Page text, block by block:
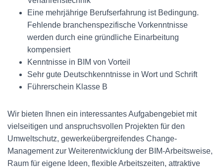
Eine mehrjährige Berufserfahrung ist Bedingung.
Fehlende branchenspezifische Vorkenntnisse
werden durch eine gründliche Einarbeitung
kompensiert
Kenntnisse in BIM von Vorteil
Sehr gute Deutschkenntnisse in Wort und Schrift
Führerschein Klasse B
Wir bieten Ihnen ein interessantes Aufgabengebiet mit
vielseitigen und anspruchsvollen Projekten für den
Umweltschutz, gewerkeübergreifendes Change-
Management zur Weiterentwicklung der BIM-Arbeitsweise,
Raum für eigene Ideen, flexible Arbeitszeiten, attraktive